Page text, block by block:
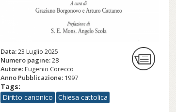
Data:23 Luglio 2025
Numero pagine:28
Autore:Eugenio Corecco
Anno Pubblicazione: 1997
Tags:
Diritto canonico
Chiesa cattolica